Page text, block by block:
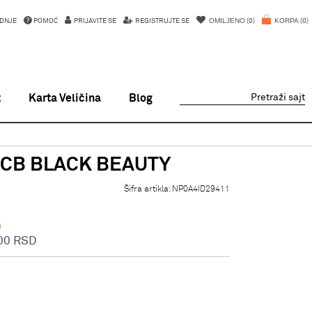
KORPA 0
OMILJENO 0
PRIJAVITE SE REGISTRUJTE SE
POMOĆ
Karta Veličina Blog Pretraži sajt
BLACK BEAUTY
Šifra artikla: NP0A4ID29411
RSD